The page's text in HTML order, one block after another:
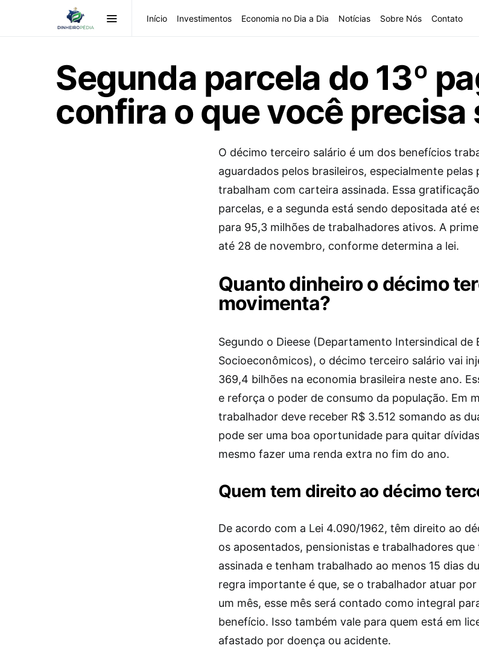
Início Investimentos Economia no Dia a Dia Notícias Sobre Nós Contato
Segunda parcela do 13º
confira o que você precisa
O décimo terceiro salário é um dos benefícios
aguardados pelos brasileiros, especialmente pelas
trabalham com carteira assinada. Essa
parcelas, e a segunda está sendo depositada até
para 95,3 milhões de trabalhadores ativos. A
até 28 de novembro, conforme determina a lei.
Quanto dinheiro o décimo
movimenta?
Segundo o Dieese (Departamento Intersindical de
Socioeconômicos), o décimo terceiro salário vai
369,4 bilhões na economia brasileira neste ano.
e reforça o poder de consumo da população. Em
trabalhador deve receber R$ 3.512 somando as
pode ser uma boa oportunidade para quitar
mesmo fazer uma renda extra no fim do ano.
Quem tem direito ao décimo
De acordo com a Lei 4.090/1962, têm direito ao
os aposentados, pensionistas e trabalhadores
assinada e tenham trabalhado ao menos 15 dias
regra importante é que, se o trabalhador atuar por
um mês, esse mês será contado como integral
benefício. Isso também vale para quem está em
afastado por doença ou acidente.